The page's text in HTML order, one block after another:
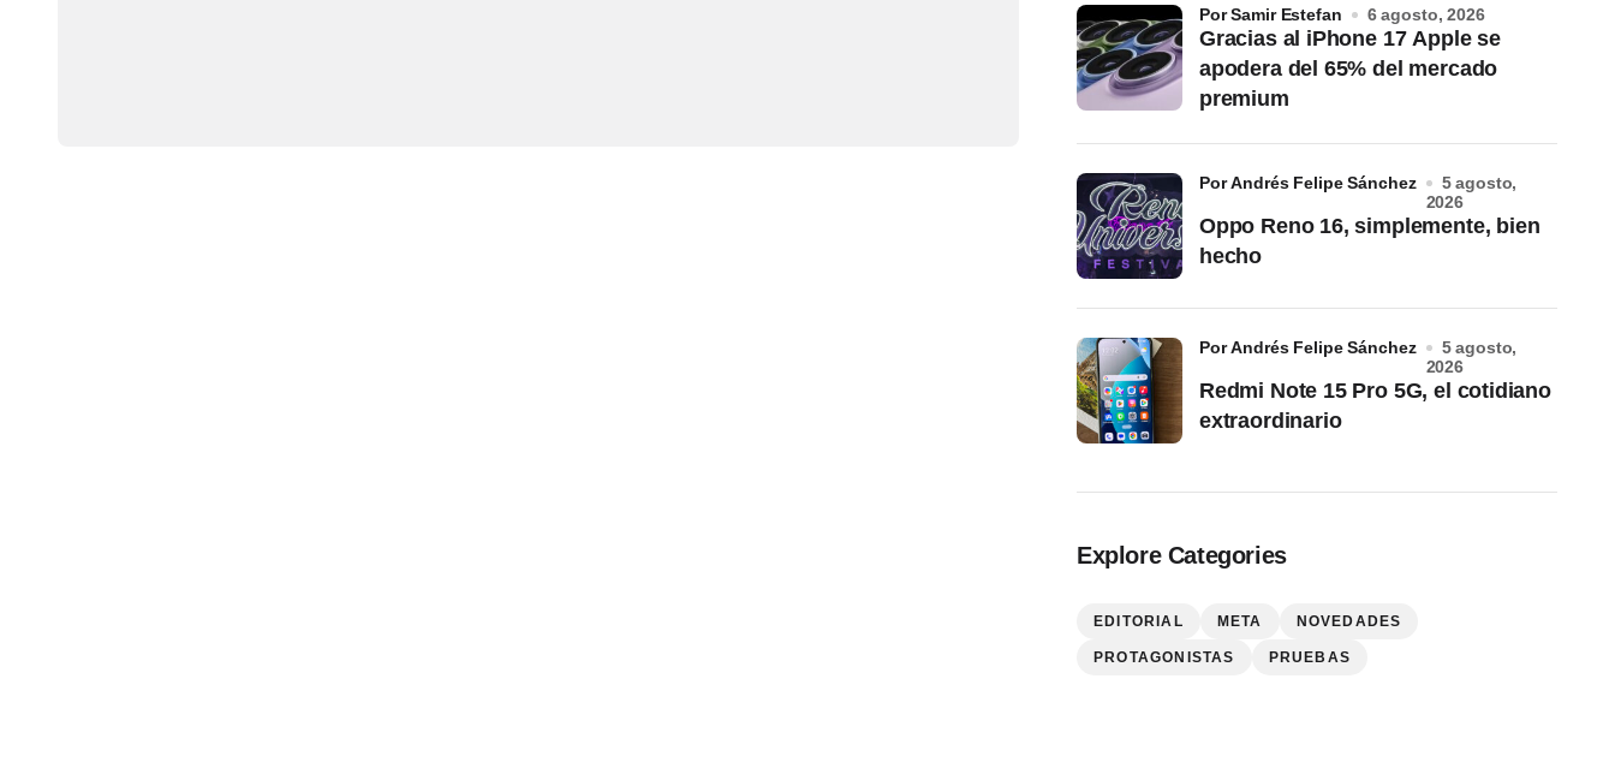
Gracias al iPhone 17 Apple se
apodera del 65% del mercado
premium
por Samir Estefan 6 agosto, 2026
Oppo Reno 16, simplemente, bien
hecho
por Andrés Felipe Sánchez
5 agosto,
2026
Redmi Note 15 Pro 5G, el cotidiano
extraordinario
por Andrés Felipe Sánchez
5 agosto,
2026
Explore Categories
EDITORIAL META NOVEDADES
PROTAGONISTAS PRUEBAS